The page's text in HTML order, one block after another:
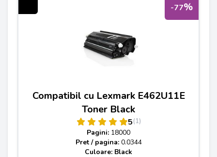
-77%
Compatibil cu Lexmark E462U11E
Toner Black
5(1)
Pagini: 18000
Pret / pagina: 0.0344
Culoare: Black